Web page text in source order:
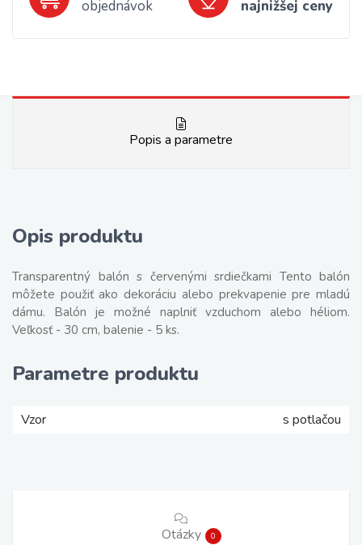
objednávok
najnižšej ceny
Popis a parametre
Opis produktu
Transparentný balón s červenými srdiečkami Tento balón
môžete použiť ako dekoráciu alebo prekvapenie pre mladú
dámu. Balón je možné naplniť vzduchom alebo héliom.
Veľkosť - 30 cm, balenie - 5 ks.
Parametre produktu
Vzor s potlačou
Otázky 0